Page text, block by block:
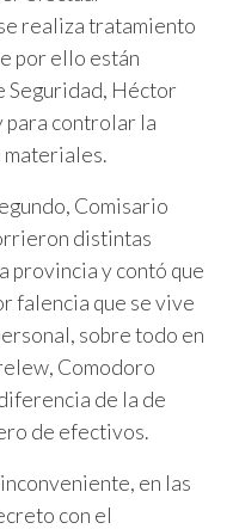
realiza tratamiento
por ello están
Seguridad, Héctor
para controlar la
materiales.
Comisario
distintas
provincia y contó que
falencia que se vive
sobre todo en
Comodoro
de la de
de efectivos.
en las
con el